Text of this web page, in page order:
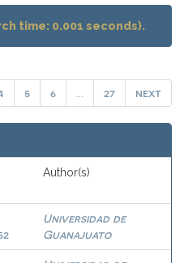
time: 0.001 seconds).
5 6 27 next
Author(s)
Universidad de
Guanajuato